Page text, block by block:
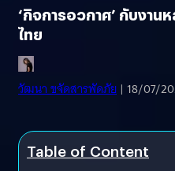
‘กิจการอวกาศ’ กับงาน
ไทย
วัฒนา ขจัดสารพัดภัย | 18/07/
Table of Content